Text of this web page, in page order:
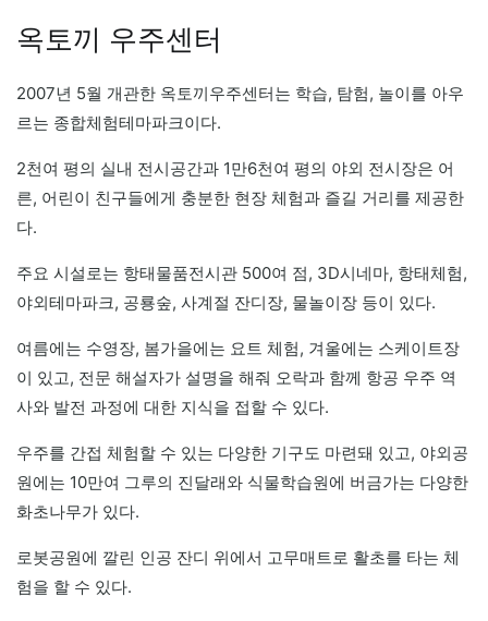
옥토끼 우주센터
2007년 5월 개관한 옥토끼우주센터는 학습, 탐험, 놀이를 아우
르는 종합체험테마파크이다.
2천여 평의 실내 전시공간과 1만6천여 평의 야외 전시장은 어
른, 어린이 친구들에게 충분한 현장 체험과 즐길 거리를 제공한
다.
주요 시설로는 항태물품전시관 500여 점, 3D시네마, 항태체험,
야외테마파크, 공룡숲, 사계절 잔디장, 물놀이장 등이 있다.
여름에는 수영장, 봄가을에는 요트 체험, 겨울에는 스케이트장
이 있고, 전문 해설자가 설명을 해줘 오락과 함께 항공 우주 역
사와 발전 과정에 대한 지식을 접할 수 있다.
우주를 간접 체험할 수 있는 다양한 기구도 마련돼 있고, 야외공
원에는 10만여 그루의 진달래와 식물학습원에 버금가는 다양한
화초나무가 있다.
로봇공원에 깔린 인공 잔디 위에서 고무매트로 활초를 타는 체
험을 할 수 있다.